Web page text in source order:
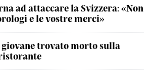
ad attaccare la Svizzera: «Non
e le vostre merci»
giovane trovato morto sulla